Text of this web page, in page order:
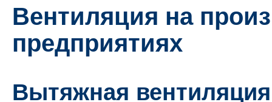
Вентиляция на
предприятиях
Вытяжная